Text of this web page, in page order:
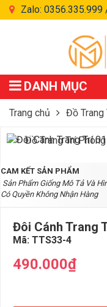
Zalo:
DANH MỤC
Trang chủ Đồ Trang
Đồ Trang Trí
CAM KẾT SẢN PHẨM
Sản Phẩm Giống Mô Tả Và
Có Quyền Không Nhận Hàng
Đôi Cánh Trang
Mã: TTS33-4
490.000₫